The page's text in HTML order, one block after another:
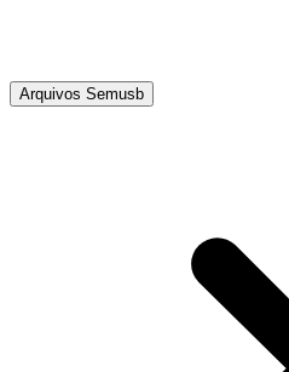
Arquivos Semusb